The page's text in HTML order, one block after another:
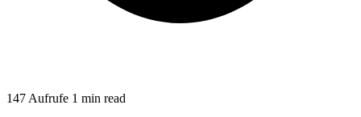
147 Aufrufe 1 min read